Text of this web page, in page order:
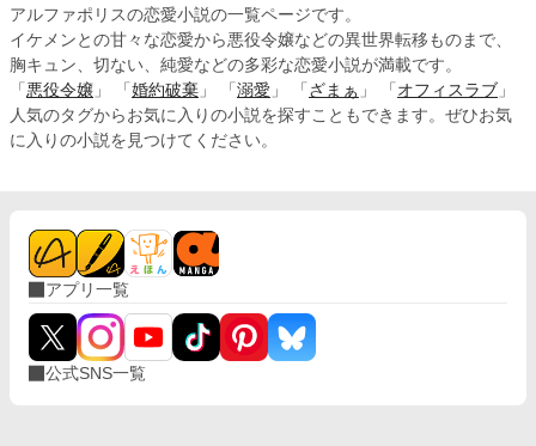
アルファポリスの恋愛小説の一覧ページです。
イケメンとの甘々な恋愛から悪役令嬢などの異世界転移ものまで、
胸キュン、切ない、純愛などの多彩な恋愛小説が満載です。
「 悪役令嬢 」 「 婚約破棄 」 「 溺愛 」 「 ざまぁ 」 「 オフィスラブ 」
人気のタグからお気に入りの小説を探すこともできます。ぜひお気
に入りの小説を見つけてください。
アプリ一覧
公式SNS一覧